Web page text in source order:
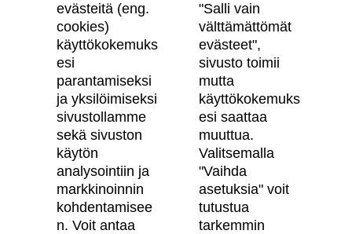
Skanska Kodit
Artikkelit
Digitaalinen asuntokauppa
Asiakkaiden kokemuksia meistä
Vastuullisuus
Tietosuojaseloste
evästeitä (eng.
cookies)
käyttökokemuks
esi
parantamiseksi
ja yksilöimiseksi
sivustollamme
sekä sivuston
käytön
analysointiin ja
markkinoinnin
kohdentamisee
n. Voit antaa
"Salli vain
välttämättömät
evästeet",
sivusto toimii
mutta
käyttökokemuks
esi saattaa
muuttua.
Valitsemalla
"Vaihda
asetuksia" voit
tutustua
tarkemmin